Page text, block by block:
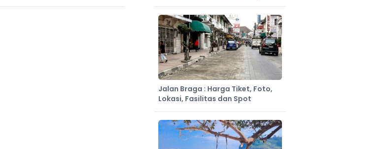
Jalan Braga : Harga Tiket, Foto,
Lokasi, Fasilitas dan Spot